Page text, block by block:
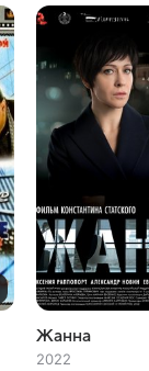
Жанна
2022